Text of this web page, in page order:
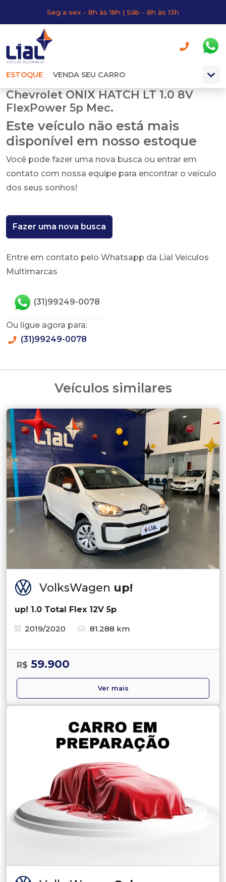
Seg a sex - 8h às 18h | Sáb - 8h às 13h
ESTOQUE VENDA SEU CARRO
Chevrolet ONIX HATCH LT 1.0 8V
FlexPower 5p Mec.
Este veículo não está mais
disponível em nosso estoque
Você pode fazer uma nova busca ou entrar em
contato com nossa equipe para encontrar o veículo
dos seus sonhos!
Fazer uma nova busca
Entre em contato pelo Whatsapp da Lial Veículos
Multimarcas
(31)99249-0078
Ou ligue agora para:
(31)99249-0078
Veículos similares
VolksWagen up!
up! 1.0 Total Flex 12V 5p
2019/2020
81.288 km
R$ 59.900
Ver mais